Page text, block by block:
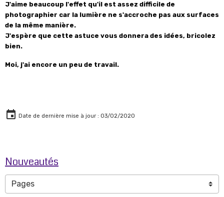
J'aime beaucoup l'effet qu'il est assez difficile de
photographier car la lumière ne s'accroche pas aux surfaces
de la même manière.
J'espère que cette astuce vous donnera des idées, bricolez
bien.
Moi, j'ai encore un peu de travail.
Date de dernière mise à jour : 03/02/2020
Nouveautés